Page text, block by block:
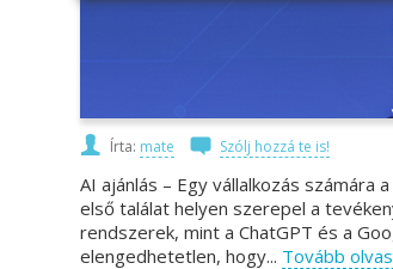
Írta: mate Szólj hozzá te is!
AI ajánlás – Egy vállalkozás számára
első találat helyen szerepel a
rendszerek, mint a ChatGPT és a
elengedhetetlen, hogy... Tovább